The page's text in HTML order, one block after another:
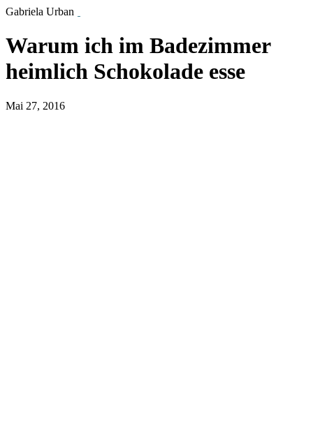
Gabriela Urban
Warum ich im Badezimmer
heimlich Schokolade esse
Mai 27, 2016